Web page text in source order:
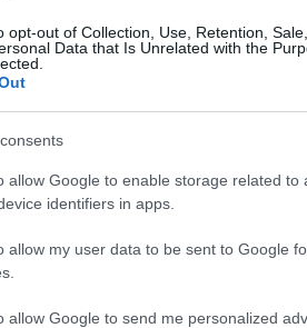
opt-out of Collection, Use, Retention,
Data that Is Unrelated with the
allow Google to enable storage related to
identifiers in apps.
allow my user data to be sent to Google
allow Google to send me personalized
ευχαριστημένος με το ΝΑΤΟ
την άρνησή του να
Trump and NATO Secretary
NATO Ankara Summit
Anadolu English